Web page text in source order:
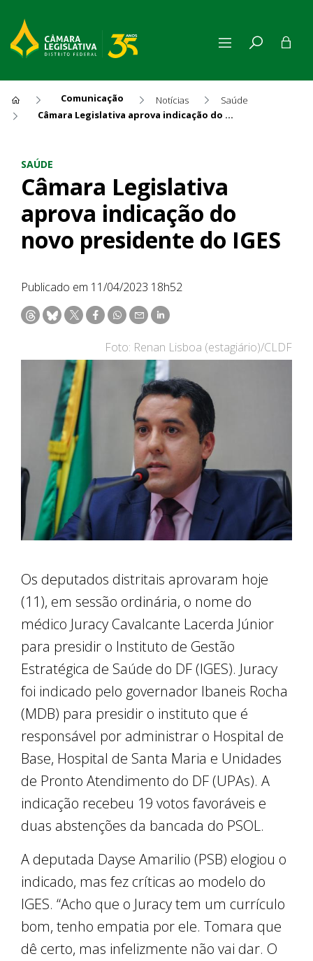
Comunicação Notícias
Saúde
Câmara Legislativa aprova indicação do novo presidente do IGES
SAÚDE
Câmara Legislativa
aprova indicação do
novo presidente do IGES
Publicado em 11/04/2023 18h52
Foto: Renan Lisboa (estagiário)/CLDF
Os deputados distritais aprovaram hoje
(11), em sessão ordinária, o nome do
médico Juracy Cavalcante Lacerda Júnior
para presidir o Instituto de Gestão
Estratégica de Saúde do DF (IGES). Juracy
foi indicado pelo governador Ibaneis Rocha
(MDB) para presidir o instituto que é
responsável por administrar o Hospital de
Base, Hospital de Santa Maria e Unidades
de Pronto Atendimento do DF (UPAs). A
indicação recebeu 19 votos favoráveis e
duas abstenções da bancada do PSOL.
A deputada Dayse Amarilio (PSB) elogiou o
indicado, mas fez críticas ao modelo do
IGES. “Acho que o Juracy tem um currículo
bom, tenho empatia por ele. Tomara que
dê certo, mas infelizmente não vai dar. O